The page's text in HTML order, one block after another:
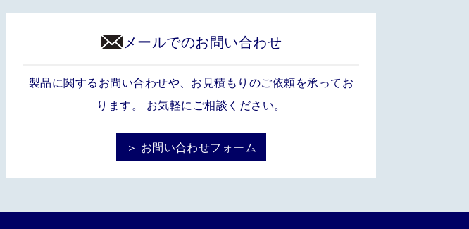
メールでのお問い合わせ
製品に関するお問い合わせや、お見積もりのご依頼を承ってお
ります。 お気軽にご相談ください。
＞ お問い合わせフォーム